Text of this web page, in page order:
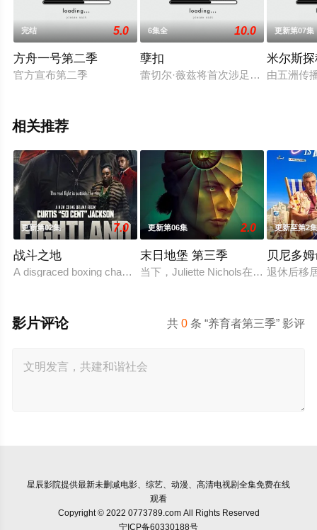
完结 5.0
方舟一号第二季
官方宣布第二季
6集全 10.0
孽扣
蕾切尔·薇兹将首次涉足电视剧领域
更新第07集
米尔斯
由五洲传
相关推荐
更新第02集 7.0
战斗之地
A disgraced boxing champion is released from prison and returns
更新第06集 2.0
末日地堡 第三季
当下，Juliette Nichols在被迫接受“
更新至第2
贝尼多
退休后移
共0 条 “养育者第三季” 影评
影片评论
星辰影院提供最新未删减电影、综艺、动漫、高清电视剧全集免费在线
观看
Copyright © 2022 0773789.com All Rights Reserved
宁ICP备60330188号